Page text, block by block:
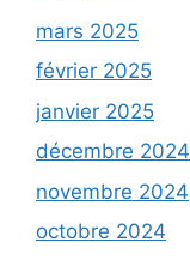
mars 2025
février 2025
janvier 2025
décembre 2024
novembre 2024
octobre 2024